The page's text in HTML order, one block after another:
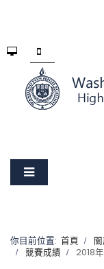
你目前位置: 首頁
競賽成績
2018